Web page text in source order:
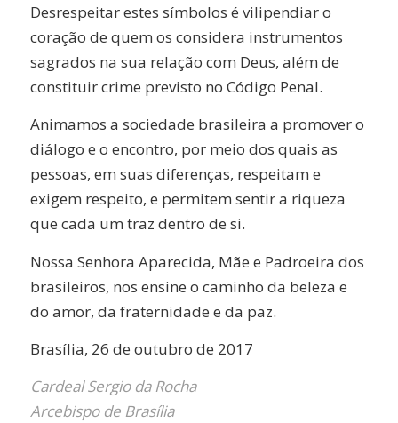
Desrespeitar estes símbolos é vilipendiar o
coração de quem os considera instrumentos
sagrados na sua relação com Deus, além de
constituir crime previsto no Código Penal.
Animamos a sociedade brasileira a promover o
diálogo e o encontro, por meio dos quais as
pessoas, em suas diferenças, respeitam e
exigem respeito, e permitem sentir a riqueza
que cada um traz dentro de si.
Nossa Senhora Aparecida, Mãe e Padroeira dos
brasileiros, nos ensine o caminho da beleza e
do amor, da fraternidade e da paz.
Brasília, 26 de outubro de 2017
Cardeal Sergio da Rocha
Arcebispo de Brasília